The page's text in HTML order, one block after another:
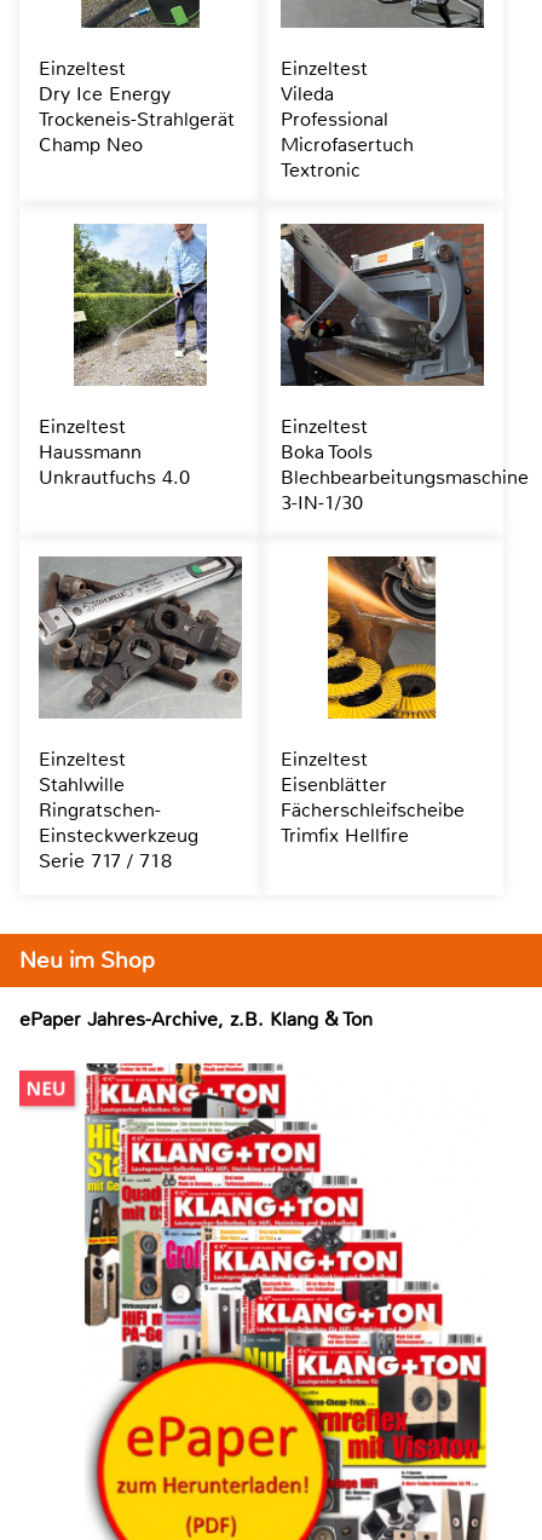
Neu im Shop
ePaper Jahres-Archive, z.B. Klang & Ton
Einzeltest
Dry Ice Energy
Trockeneis-Strahlgerät
Champ Neo
Einzeltest
Vileda
Professional
Microfasertuch
Textronic
Einzeltest
Haussmann
Unkrautfuchs 4.0
Einzeltest
Boka Tools
Blechbearbeitungsmaschine
3-IN-1/30
Einzeltest
Stahlwille
Ringratschen-
Einsteckwerkzeug
Serie 717 / 718
Einzeltest
Eisenblätter
Fächerschleifscheibe
Trimfix Hellfire